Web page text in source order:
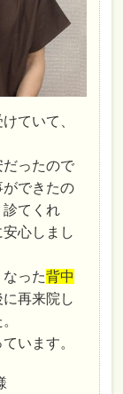
ていて、
だったので
できたの
診てくれ
心しまし
なった背中
再来院し
います。